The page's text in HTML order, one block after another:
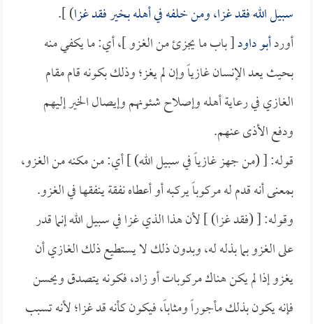
سبيل الله فقد غزا، ومن خلفه في أهله بخير فقد غزا) ].
أوردأبو داود[ باب ما يجزئ من الغزو ]، أي: ما يكفي منه
بحيث يعد الإنسان غازياً وإن لم يغز؛ وذلك بكونه قام مقام
الغازي في رعاية أهله وإصلاح شئونهم وإيصال الخير إليهم
ودفع الأذى عنهم.
قوله: [ (من جهز غازياً في سبيل الله) ] أي: من مكنه من الغزو،
بمعنى أنه قدم له مركوباً يركبه أو أعطاه نفقة ينفقها في الغزو.
وقوله: [ (فقد غزا) ] لأن هذا الذي غزا في سبيل الله إنما قدر
على الغزو بما بذله له، وبدون ذلك لا يستطيع ذلك الغازي أن
يغزو إذا لم يكن هناك مركوبات أو زاد، فكونه يتصدق ويحسن
فإنه يكون بذلك مأجوراً ومثاباً، فيكون كأنه قد غزا؛ لأنه تسبب